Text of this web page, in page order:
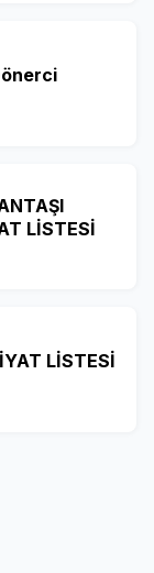
LİSTESİ
LİSTESİ